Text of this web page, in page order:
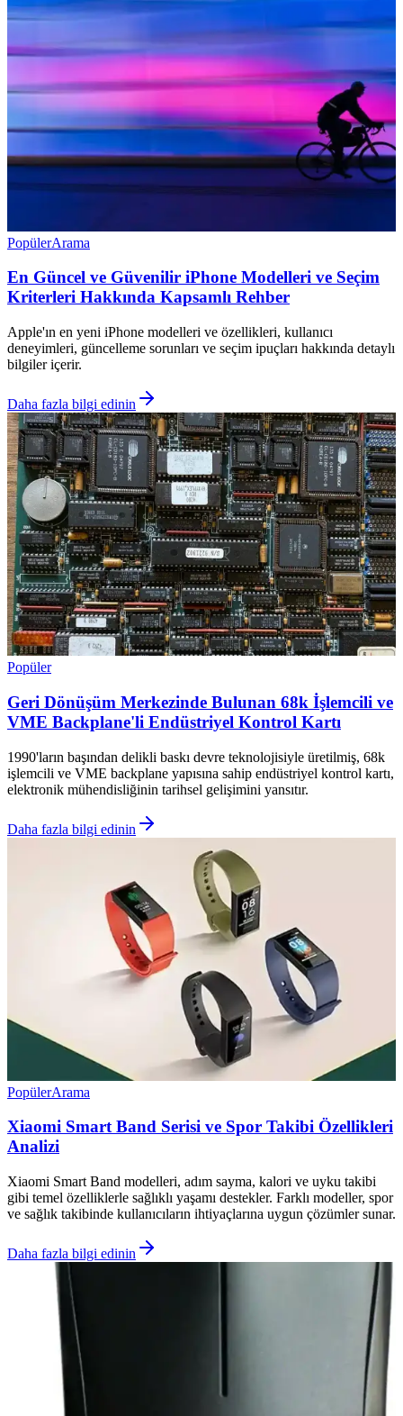
PopülerArama
En Güncel ve Güvenilir iPhone Modelleri ve Seçim
Kriterleri Hakkında Kapsamlı Rehber
Apple'ın en yeni iPhone modelleri ve özellikleri, kullanıcı
deneyimleri, güncelleme sorunları ve seçim ipuçları hakkında detaylı
bilgiler içerir.
Daha fazla bilgi edinin
Popüler
Geri Dönüşüm Merkezinde Bulunan 68k İşlemcili ve
VME Backplane'li Endüstriyel Kontrol Kartı
1990'ların başından delikli baskı devre teknolojisiyle üretilmiş, 68k
işlemcili ve VME backplane yapısına sahip endüstriyel kontrol kartı,
elektronik mühendisliğinin tarihsel gelişimini yansıtır.
Daha fazla bilgi edinin
PopülerArama
Xiaomi Smart Band Serisi ve Spor Takibi Özellikleri
Analizi
Xiaomi Smart Band modelleri, adım sayma, kalori ve uyku takibi
gibi temel özelliklerle sağlıklı yaşamı destekler. Farklı modeller, spor
ve sağlık takibinde kullanıcıların ihtiyaçlarına uygun çözümler sunar.
Daha fazla bilgi edinin